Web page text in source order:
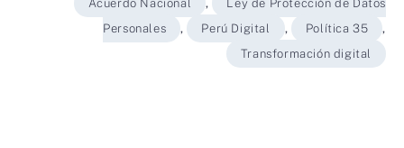
Acuerdo Nacional ,
Ley de Protección de Datos
Personales
, Perú Digital , Política 35
,
Transformación digital